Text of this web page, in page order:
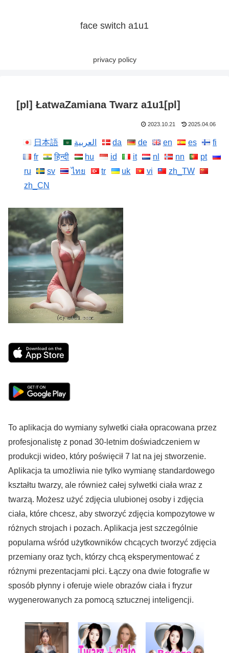
face switch a1u1
privacy policy
[pl] ŁatwaZamiana Twarz a1u1[pl]
2023.10.21 2025.04.06
日本語 العربية da de en es
fi
fr
हिन्दी hu id it nl nn
pt
ru
sv ไทย tr uk vi
zh_TW
zh_CN
To aplikacja do wymiany sylwetki ciała opracowana przez
profesjonalistę z ponad 30-letnim doświadczeniem w
produkcji wideo, który poświęcił 7 lat na jej stworzenie.
Aplikacja ta umożliwia nie tylko wymianę standardowego
kształtu twarzy, ale również całej sylwetki ciała wraz z
twarzą. Możesz użyć zdjęcia ulubionej osoby i zdjęcia
ciała, które chcesz, aby stworzyć zdjęcia kompozytowe w
różnych strojach i pozach. Aplikacja jest szczególnie
popularna wśród użytkowników chcących tworzyć zdjęcia
przemiany oraz tych, którzy chcą eksperymentować z
różnymi prezentacjami płci. Łączy ona dwie fotografie w
sposób płynny i oferuje wiele obrazów ciała i fryzur
wygenerowanych za pomocą sztucznej inteligencji.